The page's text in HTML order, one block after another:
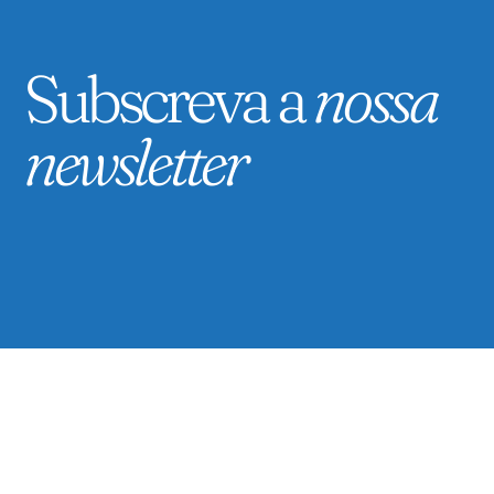
Subscreva anossa
newsletter